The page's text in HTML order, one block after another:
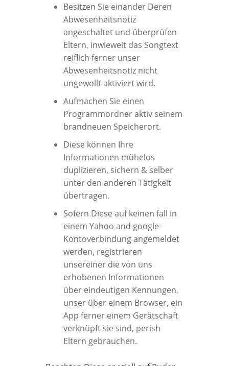
Besitzen Sie einander Deren
Abwesenheitsnotiz
angeschaltet und überprüfen
Eltern, inwieweit das Songtext
reiflich ferner unser
Abwesenheitsnotiz nicht
ungewollt aktiviert wird.
Aufmachen Sie einen
Programmordner aktiv seinem
brandneuen Speicherort.
Diese können Ihre
Informationen mühelos
duplizieren, sichern & selber
unter den anderen Tätigkeit
übertragen.
Sofern Diese auf keinen fall in
einem Yahoo and google-
Kontoverbindung angemeldet
werden, registrieren
unsereiner die von uns
erhobenen Informationen
über eindeutigen Kennungen,
unser über einem Browser, ein
App ferner einem Gerätschaft
verknüpft sie sind, perish
Eltern gebrauchen.